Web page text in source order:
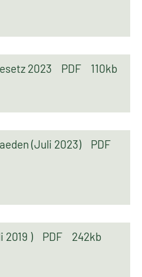
2023 PDF 110kb
(Juli 2023) PDF
2019 ) PDF 242kb